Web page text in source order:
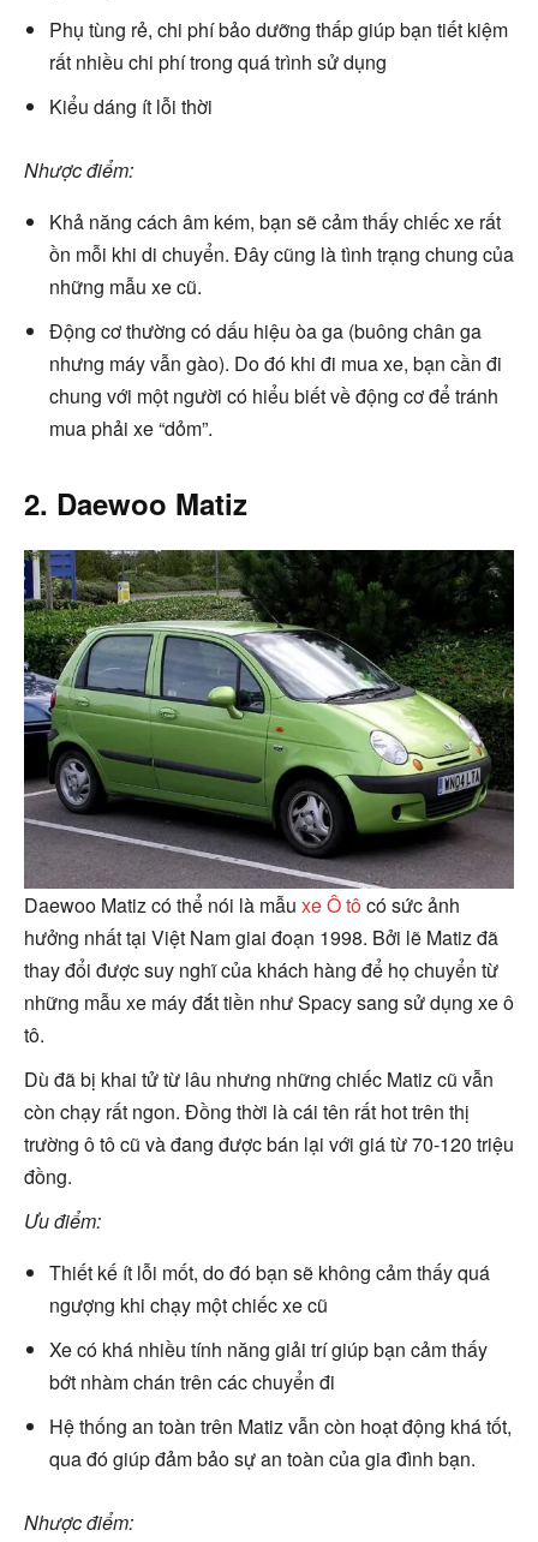
Phụ tùng rẻ, chi phí bảo dưỡng thấp giúp bạn tiết kiệm
rất nhiều chi phí trong quá trình sử dụng
Kiểu dáng ít lỗi thời
Nhược điểm:
Khả năng cách âm kém, bạn sẽ cảm thấy chiếc xe rất
ồn mỗi khi di chuyển. Đây cũng là tình trạng chung của
những mẫu xe cũ.
Động cơ thường có dấu hiệu òa ga (buông chân ga
nhưng máy vẫn gào). Do đó khi đi mua xe, bạn cần đi
chung với một người có hiểu biết về động cơ để tránh
mua phải xe “dỏm”.
2. Daewoo Matiz
Daewoo Matiz có thể nói là mẫu xe Ô tôcó sức ảnh
hưởng nhất tại Việt Nam giai đoạn 1998. Bởi lẽ Matiz đã
thay đổi được suy nghĩ của khách hàng để họ chuyển từ
những mẫu xe máy đắt tiền như Spacy sang sử dụng xe ô
tô.
Dù đã bị khai tử từ lâu nhưng những chiếc Matiz cũ vẫn
còn chạy rất ngon. Đồng thời là cái tên rất hot trên thị
trường ô tô cũ và đang được bán lại với giá từ 70-120 triệu
đồng.
Ưu điểm:
Thiết kế ít lỗi mốt, do đó bạn sẽ không cảm thấy quá
ngượng khi chạy một chiếc xe cũ
Xe có khá nhiều tính năng giải trí giúp bạn cảm thấy
bớt nhàm chán trên các chuyển đi
Hệ thống an toàn trên Matiz vẫn còn hoạt động khá tốt,
qua đó giúp đảm bảo sự an toàn của gia đình bạn.
Nhược điểm: